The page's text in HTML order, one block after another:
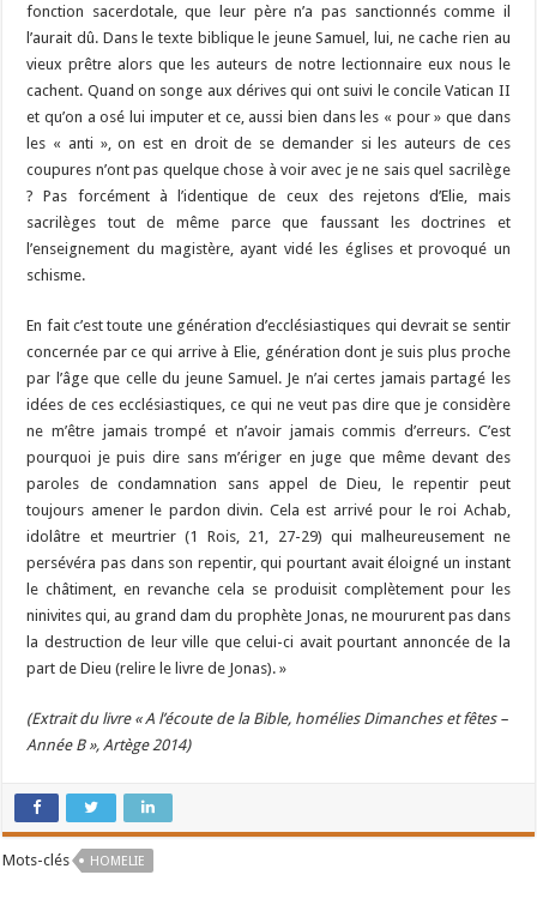
fonction sacerdotale, que leur père n’a pas sanctionnés comme il
l’aurait dû. Dans le texte biblique le jeune Samuel, lui, ne cache rien au
vieux prêtre alors que les auteurs de notre lectionnaire eux nous le
cachent. Quand on songe aux dérives qui ont suivi le concile Vatican II
et qu’on a osé lui imputer et ce, aussi bien dans les « pour » que dans
les « anti », on est en droit de se demander si les auteurs de ces
coupures n’ont pas quelque chose à voir avec je ne sais quel sacrilège
? Pas forcément à l’identique de ceux des rejetons d’Elie, mais
sacrilèges tout de même parce que faussant les doctrines et
l’enseignement du magistère, ayant vidé les églises et provoqué un
schisme.
En fait c’est toute une génération d’ecclésiastiques qui devrait se sentir
concernée par ce qui arrive à Elie, génération dont je suis plus proche
par l’âge que celle du jeune Samuel. Je n’ai certes jamais partagé les
idées de ces ecclésiastiques, ce qui ne veut pas dire que je considère
ne m’être jamais trompé et n’avoir jamais commis d’erreurs. C’est
pourquoi je puis dire sans m’ériger en juge que même devant des
paroles de condamnation sans appel de Dieu, le repentir peut
toujours amener le pardon divin. Cela est arrivé pour le roi Achab,
idolâtre et meurtrier (1 Rois, 21, 27-29) qui malheureusement ne
persévéra pas dans son repentir, qui pourtant avait éloigné un instant
le châtiment, en revanche cela se produisit complètement pour les
ninivites qui, au grand dam du prophète Jonas, ne moururent pas dans
la destruction de leur ville que celui-ci avait pourtant annoncée de la
part de Dieu (relire le livre de Jonas). »
(Extrait du livre « A l’écoute de la Bible, homélies Dimanches et fêtes –
Année B », Artège 2014)
Mots-clés HOMELIE